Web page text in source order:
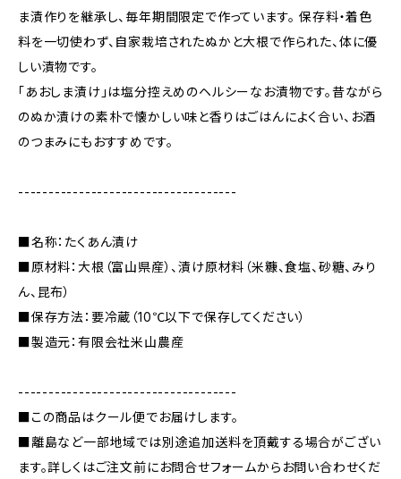
ま漬作りを継承し、毎年期間限定で作っています。 保存料・着色
料を一切使わず、自家栽培されたぬかと大根で作られた、体に優
しい漬物です。
「あおしま漬け」は塩分控えめのヘルシーなお漬物です。昔ながら
のぬか漬けの素朴で懐かしい味と香りはごはんによく合い、お酒
のつまみにもおすすめです。
------------------------------------
■名称：たくあん漬け
■原材料：大根（富山県産）、漬け原材料（米糠、食塩、砂糖、みり
ん、昆布）
■保存方法：要冷蔵（10℃以下で保存してください）
■製造元：有限会社米山農産
------------------------------------
■この商品はクール便でお届けします。
■離島など一部地域では別途追加送料を頂戴する場合がござい
ます。詳しくはご注文前にお問合せフォームからお問い合わせくだ